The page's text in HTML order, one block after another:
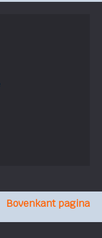
Bovenkant pagina